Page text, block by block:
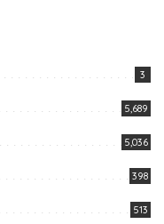
3
5,689
5,036
398
513